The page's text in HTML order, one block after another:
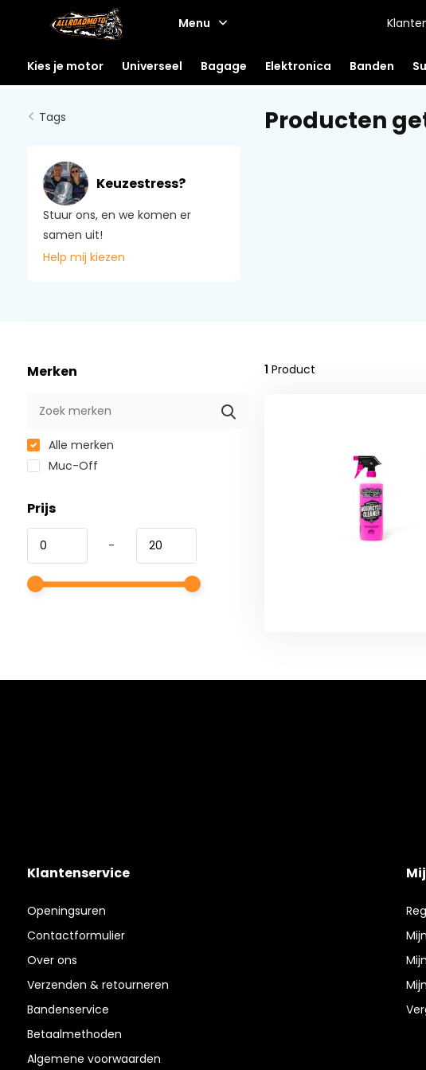
Menu
Kies je motor Universeel Bagage Elektronica Banden
Tags
Keuzestress?
Stuur ons, en we komen er
samen uit!
Help mij kiezen
Producten
Merken
Alle merken
Muc-Off
Prijs
-
1 Product
Klantenservice
Openingsuren
Contactformulier
Over ons
Verzenden & retourneren
Bandenservice
Betaalmethoden
Algemene voorwaarden